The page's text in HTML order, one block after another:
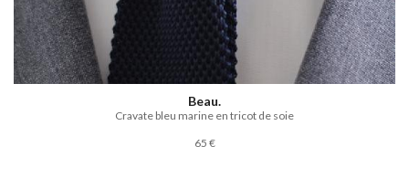
Beau.
Cravate bleu marine en tricot de soie
65 €